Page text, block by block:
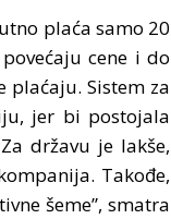
plaća samo 20
cene i do
plaćaju. Sistem za
jer bi postojala
državu je lakše,
Takođe,
šeme”, smatra